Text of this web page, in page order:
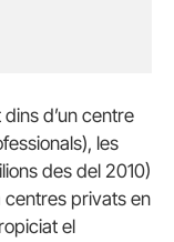
d’un centre
les
des del 2010)
centres privats en
el